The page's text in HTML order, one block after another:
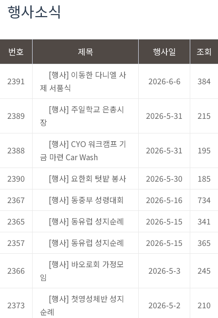
행사소식
번호 제목 행사일 조회
2391
[행사] 이동한 다니엘 사
제 서품식
2026-6-6 384
2389
[행사] 주일학교 은총시
장
2026-5-31 215
2388
[행사] CYO 워크캠프 기
금 마련 Car Wash
2026-5-31 195
2390 [행사] 요한회 텃밭 봉사 2026-5-30
185
2367
[행사] 동중부 성령대회 2026-5-16
734
2365
[행사] 동유럽 성지순례 2026-5-15
341
2357
[행사] 동유럽 성지순례 2026-5-15 365
2366
[행사] 바오로회 가정모
임
2026-5-3 245
2373
[행사] 첫영성체반 성지
순례
2026-5-2 210